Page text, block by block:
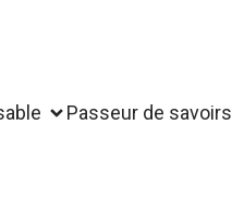
Passeur de savoirs